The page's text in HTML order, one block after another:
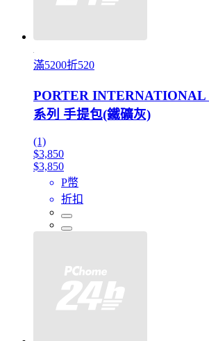
滿5200折520
PORTER INTERNATIONAL
系列 手提包(鐵礦灰)
(1)
$3,850
$3,850
P幣
折扣